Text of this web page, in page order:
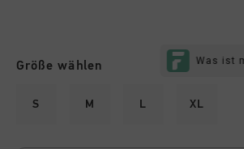
Größe wählen
S M L XL